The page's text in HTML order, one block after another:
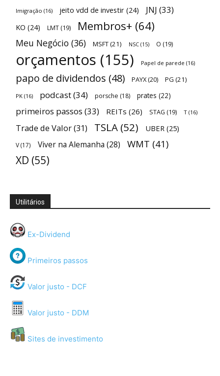
Imigração (16) jeito vdd de investir (24) JNJ (33)
KO (24) LMT (19) Membros+ (64)
Meu Negócio (36) MSFT(21) NSC (15) O (19)
orçamentos (155) Papel de parede (16)
papo de dividendos (48) PAYX(20) PG (21)
PK (16) podcast(34) porsche (18) prates (22)
primeiros passos (33) REITs (26) STAG (19) T (16)
Trade de Valor(31) TSLA (52) UBER (25)
V(17) Viver na Alemanha (28) WMT (41)
XD (55)
Utilitários
Ex-Dividend
Primeiros passos
Valor justo - DCF
Valor justo - DDM
Sites de investimento